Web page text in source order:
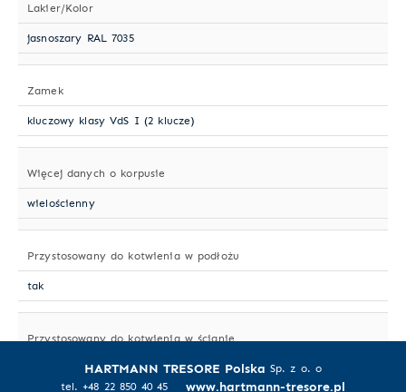
Lakier/Kolor
jasnoszary RAL 7035
Zamek
kluczowy klasy VdS I (2 klucze)
Więcej danych o korpusie
wielościenny
Przystosowany do kotwienia w podłożu
tak
Przystosowany do kotwienia w ścianie
HARTMANN TRESORE Polska Sp. z o. o
tel. +48 22 850 40 45
www.hartmann-tresore.pl